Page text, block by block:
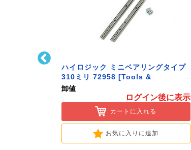
ハイロジック ミニベアリングタイプ
310ミリ 72958 [Tools &
Hardware]
卸値
ログイン後に表示
カートに入れる
お気に入りに追加